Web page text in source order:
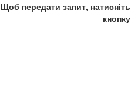
Щоб передати запит, натисніть
кнопку